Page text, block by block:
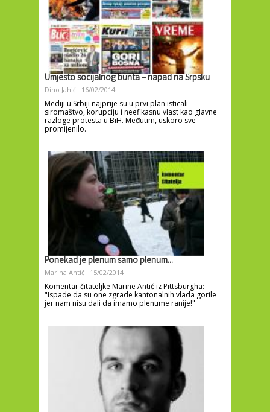
Umjesto socijalnog bunta – napad na Srpsku
Dino Jahić 16/02/2014
Mediji u Srbiji najprije su u prvi plan isticali
siromaštvo, korupciju i neefikasnu vlast kao glavne
razloge protesta u BiH. Međutim, uskoro sve
promijenilo.
Ponekad je plenum samo plenum...
Marina Antić 15/02/2014
Komentar čitateljke Marine Antić iz Pittsburgha:
"Ispade da su one zgrade kantonalnih vlada gorile
jer nam nisu dali da imamo plenume ranije!"